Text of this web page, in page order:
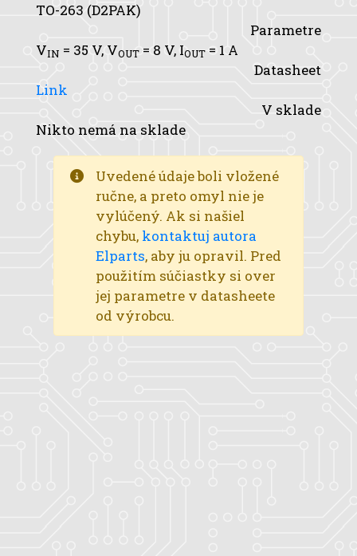
TO-263 (D2PAK)
Parametre
VIN = 35 V, VOUT = 8 V, IOUT = 1 A
Datasheet
Link
V sklade
Nikto nemá na sklade
Uvedené údaje boli vložené
ručne, a preto omyl nie je
vylúčený. Ak si našiel
chybu, kontaktuj autora
Elparts, aby ju opravil. Pred
použitím súčiastky si over
jej parametre v datasheete
od výrobcu.